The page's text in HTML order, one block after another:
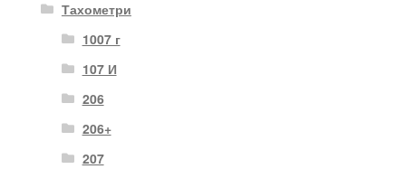
Тахометри
1007 г
107 И
206
206+
207